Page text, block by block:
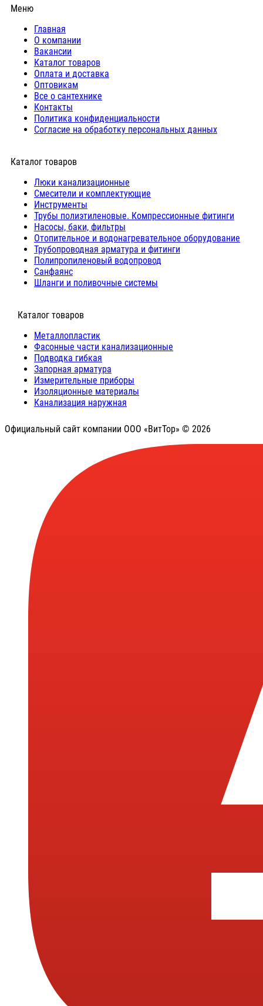
Меню
Главная
О компании
Вакансии
Каталог товаров
Оплата и доставка
Оптовикам
Все о сантехнике
Контакты
Политика конфиденциальности
Согласие на обработку персональных данных
Каталог товаров
Люки канализационные
Cмесители и комплектующие
Инструменты
Трубы полиэтиленовые. Компрессионные фитинги
Насосы, баки, фильтры
Отопительное и водонагревательное оборудование
Трубопроводная арматура и фитинги
Полипропиленовый водопровод
Санфаянс
Шланги и поливочные системы
⠀Каталог товаров
Металлопластик
Фасонные части канализационные
Подводка гибкая
Запорная арматура
Измерительные приборы
Изоляционные материалы
Канализация наружная
Официальный сайт компании ООО «ВитТор» © 2026